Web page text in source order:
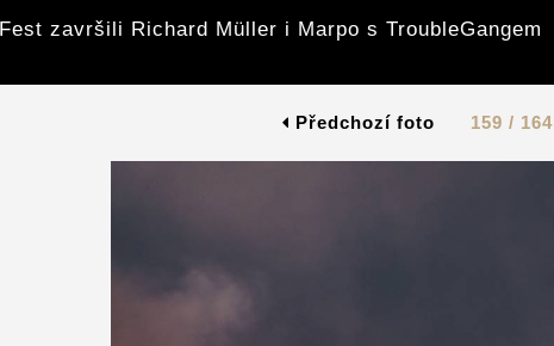
završili Richard Müller i Marpo s TroubleGangem
Předchozí foto 159 / 164